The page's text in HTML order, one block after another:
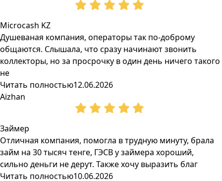
Microcash KZ
Душеваная компания, операторы так по-доброму
общаются. Слышала, что сразу начинают звонить
коллекторы, но за просрочку в один день ничего такого
не
Читать полностью12.06.2026
Aizhan
Займер
Отличная компания, помогла в трудную минуту, брала
займ на 30 тысяч тенге, ГЭСВ у займера хороший,
сильно деньги не дерут. Также хочу выразить благ
Читать полностью10.06.2026